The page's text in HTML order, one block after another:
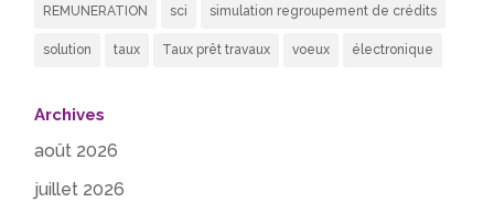
REMUNERATION sci simulation regroupement de crédits
solution taux Taux prêt travaux voeux électronique
Archives
août 2026
juillet 2026